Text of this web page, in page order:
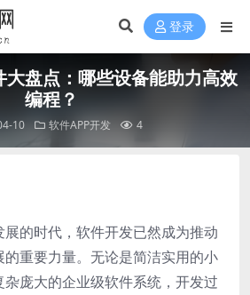
登录
盘点：哪些设备能助力高效
编程？
10 软件APP开发 4
的时代，软件开发已然成为推动
重要力量。无论是简洁实用的小
庞大的企业级软件系统，开发过